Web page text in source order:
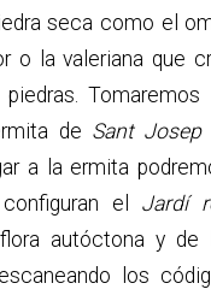
seca como el
o la valeriana que
de Sant Josep
a la ermita
el Jardí
autóctona y de
los